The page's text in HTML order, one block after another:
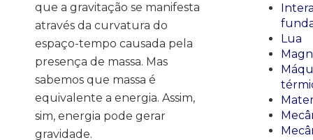
que a gravitação se manifesta
através da curvatura do
espaço-tempo causada pela
presença de massa. Mas
sabemos que massa é
equivalente a energia. Assim,
sim, energia pode gerar
gravidade.
Lua